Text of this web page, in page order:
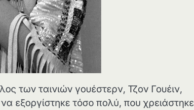
των ταινιών γουέστερν, Τζον Γουέιν,
εξοργίστηκε τόσο πολύ, που χρειάστηκε